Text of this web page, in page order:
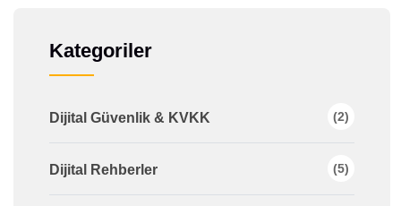
Kategoriler
Dijital Güvenlik & KVKK (2)
Dijital Rehberler (5)